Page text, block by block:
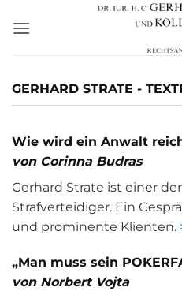
Inhalt
GERHARD STRATE -
Wie wird ein Anwalt
von Corinna Budras
Gerhard Strate ist einer
Strafverteidiger. Ein
und prominente Klienten.
„Man muss sein
von Norbert Vojta